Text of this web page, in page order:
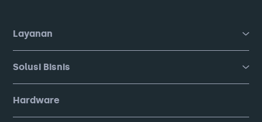
Layanan
Solusi Bisnis
Hardware